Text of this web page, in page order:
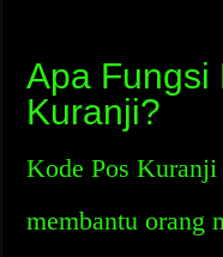
Apa Fungsi
Kuranji?
Kode Pos
membantu orang